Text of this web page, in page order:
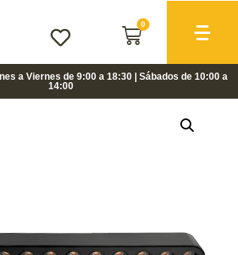
0
a Viernes de 9:00 a 18:30 | Sábados de 10:00 a
14:00